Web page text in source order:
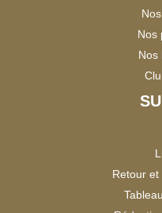
Nos
Nos
Retour